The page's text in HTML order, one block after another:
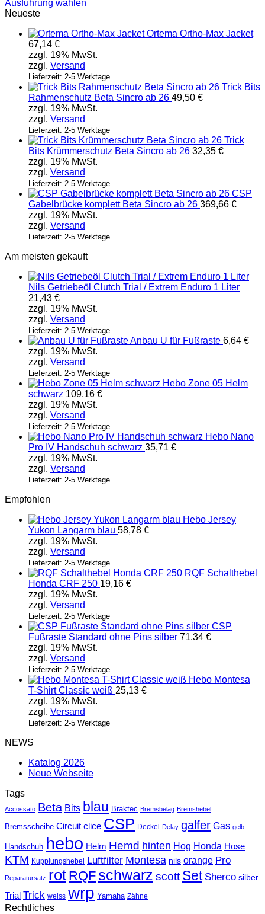
Ausführung wählen
Dieses
weist
mehrere
Varianten
Optionen
können
Produktseite
gewählt
werden
Neueste
Ortema Ortho-Max Jacket
67,14 €
zzgl. 19% MwSt.
zzgl. Versand
Lieferzeit: 2-5 Werktage
Trick Bits
Rahmenschutz Beta Sincro ab 26 49,50 €
zzgl. 19% MwSt.
zzgl. Versand
Lieferzeit: 2-5 Werktage
Trick
Bits Krümmerschutz Beta Sincro ab 26 32,35 €
zzgl. 19% MwSt.
zzgl. Versand
Lieferzeit: 2-5 Werktage
CSP
Gabelbrücke komplett Beta Sincro ab 26 369,66 €
zzgl. 19% MwSt.
zzgl. Versand
Lieferzeit: 2-5 Werktage
Am meisten gekauft
Nils Getriebeöl Clutch Trial / Extrem Enduro 1 Liter
21,43 €
zzgl. 19% MwSt.
zzgl. Versand
Lieferzeit: 2-5 Werktage
Anbau U für Fußraste 6,64 €
zzgl. 19% MwSt.
zzgl. Versand
Lieferzeit: 2-5 Werktage
Hebo Zone 05 Helm
schwarz 109,16 €
zzgl. 19% MwSt.
zzgl. Versand
Lieferzeit: 2-5 Werktage
Hebo Nano
Pro IV Handschuh schwarz 35,71 €
zzgl. 19% MwSt.
zzgl. Versand
Lieferzeit: 2-5 Werktage
Empfohlen
Hebo Jersey
Yukon Langarm blau 58,78 €
zzgl. 19% MwSt.
zzgl. Versand
Lieferzeit: 2-5 Werktage
RQF Schalthebel
Honda CRF 250 19,16 €
zzgl. 19% MwSt.
zzgl. Versand
Lieferzeit: 2-5 Werktage
CSP
Fußraste Standard ohne Pins silber 71,34 €
zzgl. 19% MwSt.
zzgl. Versand
Lieferzeit: 2-5 Werktage
Hebo Montesa
T-Shirt Classic weiß 25,13 €
zzgl. 19% MwSt.
zzgl. Versand
Lieferzeit: 2-5 Werktage
NEWS
Katalog 2026
Neue Webseite
Tags
Accossato Beta Bits blau Braktec Bremsbelag Bremshebel
Bremsscheibe Circuit clice CSP Deckel Delay galfer Gas gelb
Handschuh hebo Helm Hemd hinten Hog Honda Hose
KTM Kupplungshebel Luftfilter Montesa nils orange Pro
Reparatursatz rot RQF schwarz scott Set Sherco silber
Trial Trick weiss wrp Yamaha Zähne
Rechtliches